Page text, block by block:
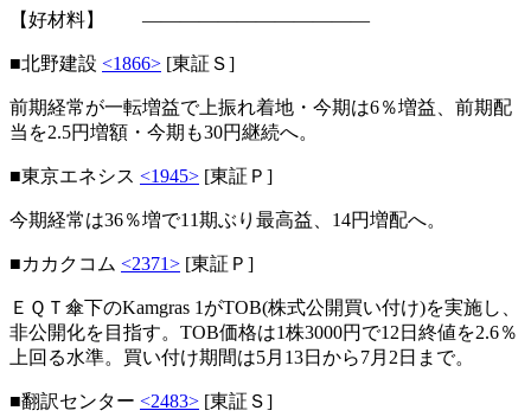
【好材料】 ――――――――――――
■北野建設 <1866> [東証Ｓ]
前期経常が一転増益で上振れ着地・今期は6％増益、前期配
当を2.5円増額・今期も30円継続へ。
■東京エネシス <1945> [東証Ｐ]
今期経常は36％増で11期ぶり最高益、14円増配へ。
■カカクコム <2371> [東証Ｐ]
ＥＱＴ傘下のKamgras 1がTOB(株式公開買い付け)を実施し、
非公開化を目指す。TOB価格は1株3000円で12日終値を2.6％
上回る水準。買い付け期間は5月13日から7月2日まで。
■翻訳センター <2483> [東証Ｓ]